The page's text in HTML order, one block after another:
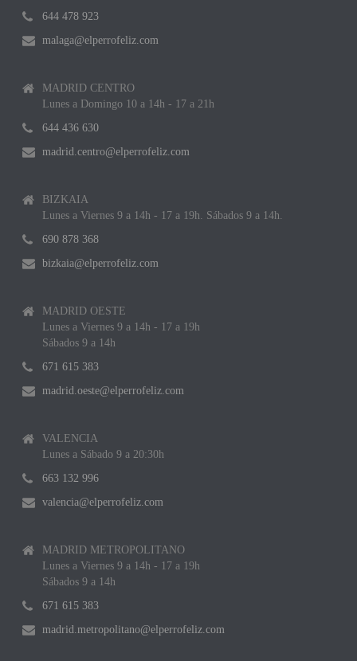
644 478 923
malaga@elperrofeliz.com
MADRID CENTRO
Lunes a Domingo 10 a 14h - 17 a 21h
644 436 630
madrid.centro@elperrofeliz.com
BIZKAIA
Lunes a Viernes 9 a 14h - 17 a 19h. Sábados 9 a 14h.
690 878 368
bizkaia@elperrofeliz.com
MADRID OESTE
Lunes a Viernes 9 a 14h - 17 a 19h
Sábados 9 a 14h
671 615 383
madrid.oeste@elperrofeliz.com
VALENCIA
Lunes a Sábado 9 a 20:30h
663 132 996
valencia@elperrofeliz.com
MADRID METROPOLITANO
Lunes a Viernes 9 a 14h - 17 a 19h
Sábados 9 a 14h
671 615 383
madrid.metropolitano@elperrofeliz.com